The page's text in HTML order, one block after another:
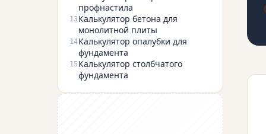
профнастила
13Калькулятор бетона для
монолитной плиты
14Калькулятор опалубки для
фундамента
15 Калькулятор столбчатого
фундамента